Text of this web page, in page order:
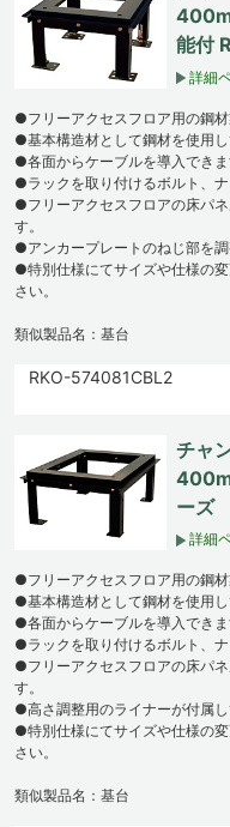
能付
詳細
●フリーアクセスフロア用の鋼材
●基本構造材として鋼材を使用
●各面からケーブルを導入できま
●ラックを取り付けるボルト、ナ
●フリーアクセスフロアの床パ
す。
●アンカープレートのねじ部を
●特別仕様にてサイズや仕様の
さい。
類似製品名：基台
RKO-574081CBL2
チャ
ーズ
詳細
●フリーアクセスフロア用の鋼材
●基本構造材として鋼材を使用
●各面からケーブルを導入できま
●ラックを取り付けるボルト、ナ
●フリーアクセスフロアの床パ
す。
●高さ調整用のライナーが付属し
●特別仕様にてサイズや仕様の
さい。
類似製品名：基台